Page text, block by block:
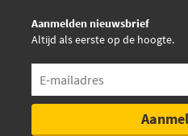
Aanmelden nieuwsbrief
Altijd als eerste op de hoogte.